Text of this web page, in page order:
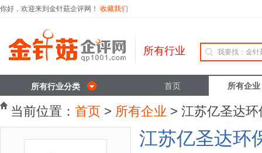
你好，欢迎来到金针菇企评网！ 收藏我们
所有行业
所有行业分类 首页 所有企业
当前位置： 首页 > 所有企业 > 江苏亿圣达
江苏亿圣达环